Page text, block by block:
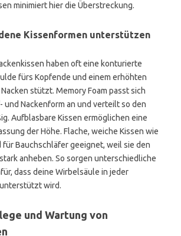
minimiert hier die Überstreckung.
Kissenformen unterstützen
haben oft eine konturierte
fürs Kopfende und einem erhöhten
stützt. Memory Foam passt sich
und Nackenform an und verteilt so den
Aufblasbare Kissen ermöglichen eine
der Höhe. Flache, weiche Kissen wie
für Bauchschläfer geeignet, weil sie den
anheben. So sorgen unterschiedliche
dass deine Wirbelsäule in jeder
wird.
und Wartung von